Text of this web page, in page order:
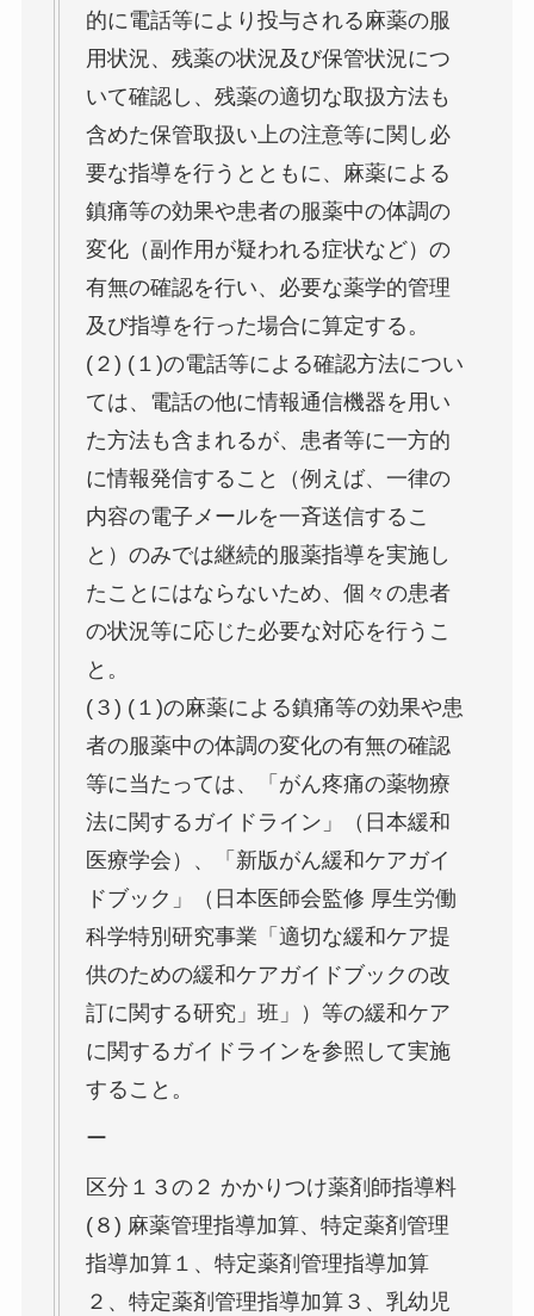
的に電話等により投与される麻薬の服
用状況、残薬の状況及び保管状況につ
いて確認し、残薬の適切な取扱方法も
含めた保管取扱い上の注意等に関し必
要な指導を行うとともに、麻薬による
鎮痛等の効果や患者の服薬中の体調の
変化（副作用が疑われる症状など）の
有無の確認を行い、必要な薬学的管理
及び指導を行った場合に算定する。
(２) (１)の電話等による確認方法につい
ては、電話の他に情報通信機器を用い
た方法も含まれるが、患者等に一方的
に情報発信すること（例えば、一律の
内容の電子メールを一斉送信するこ
と）のみでは継続的服薬指導を実施し
たことにはならないため、個々の患者
の状況等に応じた必要な対応を行うこ
と。
(３) (１)の麻薬による鎮痛等の効果や患
者の服薬中の体調の変化の有無の確認
等に当たっては、「がん疼痛の薬物療
法に関するガイドライン」（日本緩和
医療学会）、「新版がん緩和ケアガイ
ドブック」（日本医師会監修 厚生労働
科学特別研究事業「適切な緩和ケア提
供のための緩和ケアガイドブックの改
訂に関する研究」班」）等の緩和ケア
に関するガイドラインを参照して実施
すること。
ー
区分１３の２ かかりつけ薬剤師指導料
(８) 麻薬管理指導加算、特定薬剤管理
指導加算１、特定薬剤管理指導加算
２、特定薬剤管理指導加算３、乳幼児